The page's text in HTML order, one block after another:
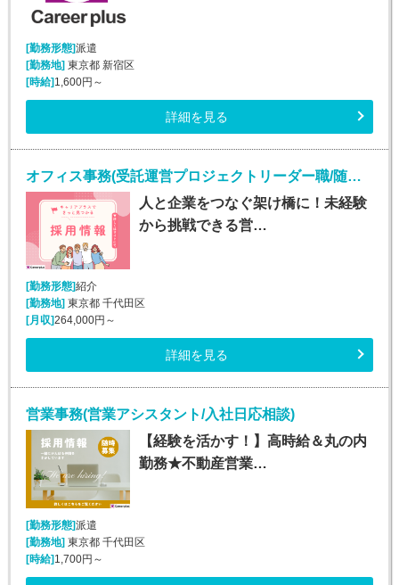
[勤務形態]派遣
[勤務地]東京都 新宿区
[時給]1,600円～
詳細を見る
オフィス事務(受託運営プロジェクトリーダー職/随時入社)
人と企業をつなぐ架け橋に！未経験
から挑戦できる営…
[勤務形態]紹介
[勤務地] 東京都 千代田区
[月収]264,000円～
詳細を見る
営業事務(営業アシスタント/入社日応相談)
【経験を活かす！】高時給＆丸の内
勤務★不動産営業…
[勤務形態]派遣
[勤務地] 東京都 千代田区
[時給] 1,700円～